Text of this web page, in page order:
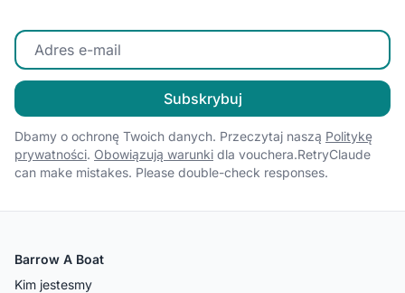
Wprowadź swój adres e-mail
Subskrybuj
Dbamy o ochronę Twoich danych. Przeczytaj naszą Politykę
prywatności Obowiązują warunki dla vouchera.RetryClaude
can make mistakes. Please double-check responses.
Barrow A Boat
Kim jestesmy